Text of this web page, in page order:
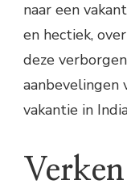
naar een
en hectiek,
deze
aanbevelingen
vakantie in